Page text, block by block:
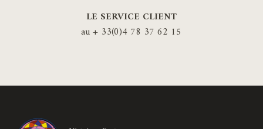
LE SERVICE CLIENT
au + 33(0)4 78 37 62 15